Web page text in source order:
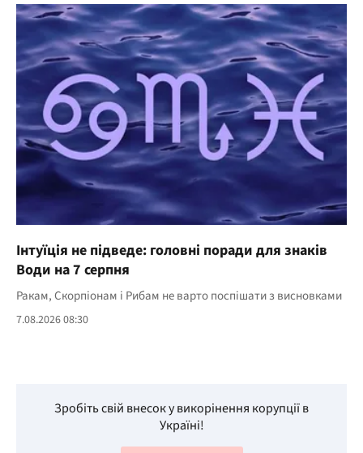
Інтуїція не підведе: головні поради для знаків
Води на 7 серпня
Ракам, Скорпіонам і Рибам не варто поспішати з висновками
7.08.2026 08:30
Зробіть свій внесок у викорінення корупції в
Україні!